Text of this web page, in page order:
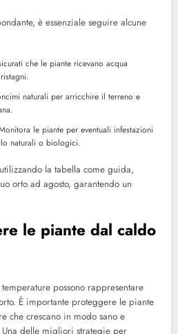
è essenziale seguire alcune
che le piante ricevano acqua
naturali per arricchire il terreno e
le piante per eventuali infestazioni
naturali o biologici.
la tabella come guida,
orto ad agosto, garantendo un
le piante dal caldo
possono rappresentare
È importante proteggere le piante
che crescano in modo sano e
delle migliori strategie per